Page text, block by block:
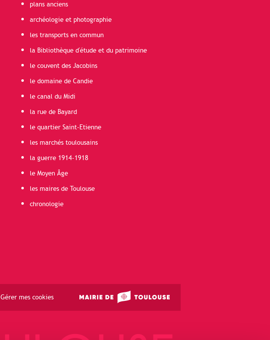
plans anciens
archéologie et photographie
les transports en commun
la Bibliothèque d'étude et du patrimoine
le couvent des Jacobins
le domaine de Candie
le canal du Midi
la rue de Bayard
le quartier Saint-Etienne
les marchés toulousains
la guerre 1914-1918
le Moyen Âge
les maires de Toulouse
chronologie
Gérer mes cookies